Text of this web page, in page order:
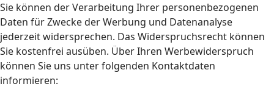
Sie können der Verarbeitung Ihrer personenbezogenen
Daten für Zwecke der Werbung und Datenanalyse
jederzeit widersprechen. Das Widerspruchsrecht können
Sie kostenfrei ausüben. Über Ihren Werbewiderspruch
können Sie uns unter folgenden Kontaktdaten
informieren: